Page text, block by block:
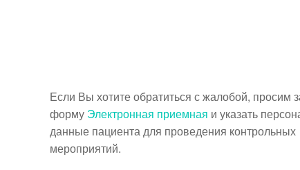
Если Вы хотите обратиться с жалобой, просим
форму Электронная приемная и указать
данные пациента для проведения контрольных
мероприятий.